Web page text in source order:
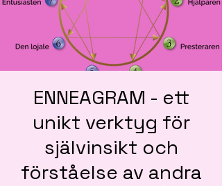
ENNEAGRAM - ett
unikt verktyg för
självinsikt och
förståelse av andra